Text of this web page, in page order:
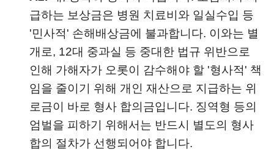
급하는 보상금은 병원 치료비와 일실수입 등
'민사적' 손해배상금에 불과합니다. 이와는 별
개로, 12대 중과실 등 중대한 법규 위반으로
인해 가해자가 오롯이 감수해야 할 '형사적' 책
임을 줄이기 위해 개인 재산으로 지급하는 위
로금이 바로 형사 합의금입니다. 징역형 등의
엄벌을 피하기 위해서는 반드시 별도의 형사
합의 절차가 선행되어야 합니다.